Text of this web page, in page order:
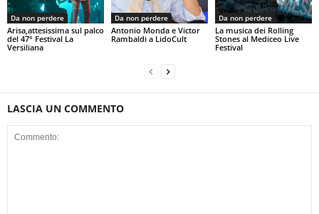
Da non perdere
Arisa,attesissima sul palco
del 47° Festival La
Versiliana
Da non perdere
Antonio Monda e Victor
Rambaldi a LidoCult
Da non perdere
La musica dei Rolling
Stones al Mediceo Live
Festival
LASCIA UN COMMENTO